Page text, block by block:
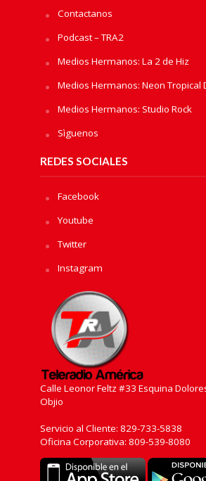
Contactanos
Podcast – TRA2
Medios Hermanos: La 2 de Hiz
Medios Hermanos: Neon Tropical
Medios Hermanos: Studio Rock
Sìguenos
REDES SOCIALES
Facebook
Youtube
Twitter
Instagram
Calle Leonor Feltz #33 Esquina
Objio
Servicio al Cliente: 829-733-5838
Oficina Corporativa: 809-539-8080